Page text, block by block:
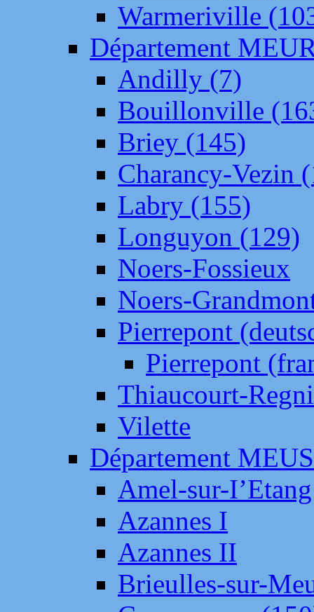
Warmeriville
Département
Andilly (7)
Bouillonville
Briey (145)
Charancy-Vezin
Labry (155)
Longuyon (129)
Noers-Fossieux
Noers-
Pierrepont
Pierrepont
Thiaucourt-
Vilette
Département
Amel-sur-
Azannes I
Azannes II
Brieulles-sur-